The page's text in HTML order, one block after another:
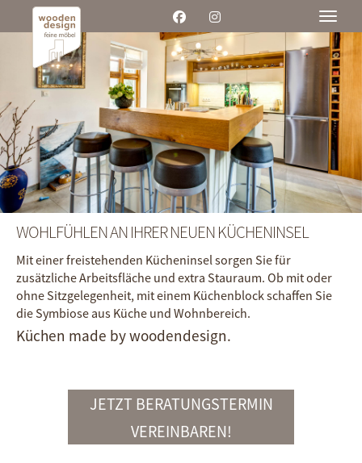
WOHLFÜHLEN AN IHRER NEUEN KÜCHENINSEL
Mit einer freistehenden Kücheninsel sorgen Sie für
zusätzliche Arbeits­fläche und extra Stau­raum. Ob mit oder
ohne Sitz­gelegen­heit, mit einem Küchen­block schaffen Sie
die Symbiose aus Küche und Wohn­bereich.
Küchen made by woodendesign.
JETZT BERATUNGSTERMIN
VEREINBAREN!